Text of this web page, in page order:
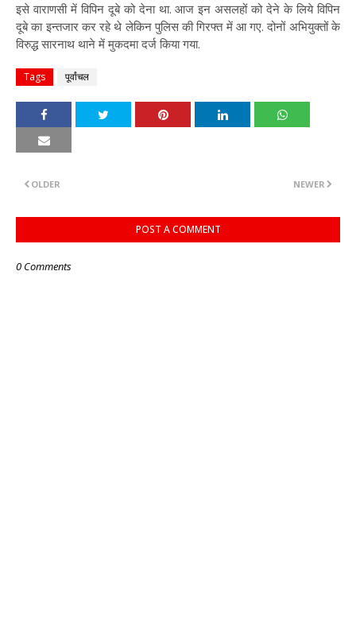
इसे वाराणसी में विपिन दूबे को देना था. आज इन असलहों को देने के लिये विपिन
दूबे का इन्तजार कर रहे थे लेकिन पुलिस की गिरफ्त में आ गए. दोनों अभियुक्तों के
विरुद्ध सारनाथ थाने में मुकदमा दर्ज किया गया.
Tags पूर्वांचल
NEWER
OLDER
POST A COMMENT
0 Comments